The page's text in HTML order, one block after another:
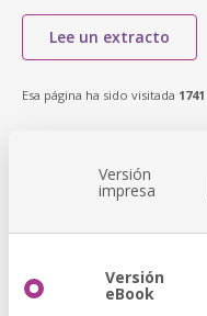
Lee un extracto
Esa página ha sido visitada 1741
Versión
impresa
Versión
eBook